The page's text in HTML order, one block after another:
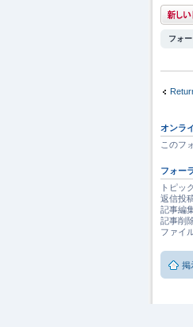
トピッ
る
フォ
オンラ
このフ
フォー
トピッ
返信投
記事編
記事削
ファイ
掲